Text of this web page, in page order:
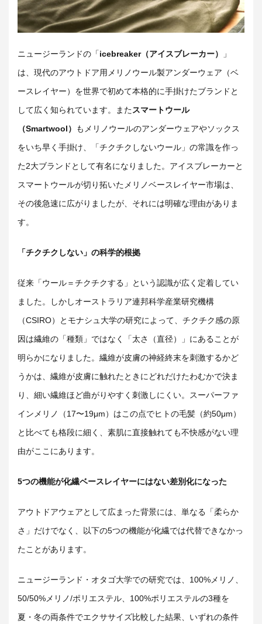
ニュージーランドの「icebreaker（アイスブレーカー）
」
は、現代のアウトドア用メリノウール製アンダーウェア（ベ
ースレイヤー）を世界で初めて本格的に手掛けたブランドと
して広く知られています。またスマートウール
（Smartwool）
もメリノウールのアンダーウェアやソックス
をいち早く手掛け、「チクチクしないウール」の常識を作っ
た2大ブランドとして有名になりました。アイスブレーカーと
スマートウールが切り拓いたメリノベースレイヤー市場は、
その後急速に広がりましたが、それには明確な理由がありま
す。
「チクチクしない」の科学的根拠
従来「ウール＝チクチクする」という認識が広く定着してい
ました。しかしオーストラリア連邦科学産業研究機構
（CSIRO）とモナシュ大学の研究によって、チクチク感の原
因は繊維の「種類」ではなく「太さ（直径）」にあることが
明らかになりました。繊維が皮膚の神経終末を刺激するかど
うかは、繊維が皮膚に触れたときにどれだけたわむかで決ま
り、細い繊維ほど曲がりやすく刺激しにくい。スーパーファ
インメリノ（17〜19μm）はこの点でヒトの毛髪（約50μm）
と比べても格段に細く、素肌に直接触れても不快感がない理
由がここにあります。
5つの機能が化繊ベースレイヤーにはない差別化になった
アウトドアウェアとして広まった背景には、単なる「柔らか
さ」だけでなく、以下の5つの機能が化繊では代替できなかっ
たことがあります。
ニュージーランド・オタゴ大学での研究では、100%メリノ、
50/50%メリノ/ポリエステル、100%ポリエステルの3種を
夏・冬の両条件でエクササイズ比較した結果、いずれの条件